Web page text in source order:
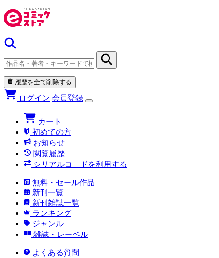
履歴を全て削除する
ログイン 会員登録
カート
初めての方
お知らせ
閲覧履歴
シリアルコードを利用する
無料・セール作品
新刊一覧
新刊雑誌一覧
ランキング
ジャンル
雑誌・レーベル
よくある質問